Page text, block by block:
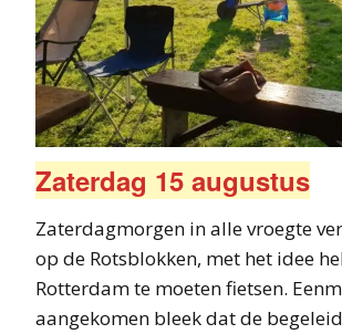
Zaterdag 15 augustus
Zaterdagmorgen in alle vroegte
op de Rotsblokken, met het idee
Rotterdam te moeten fietsen.
aangekomen bleek dat de